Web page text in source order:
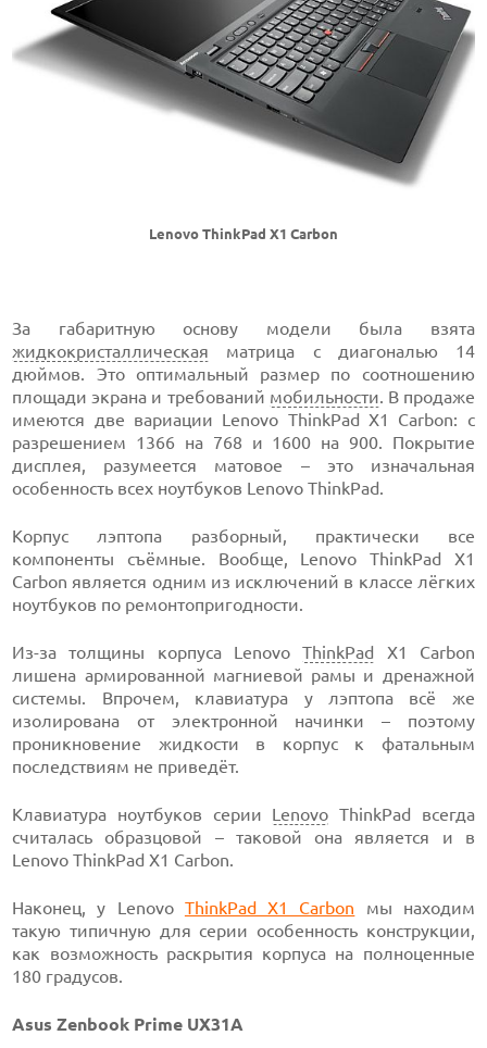
Lenovo ThinkPad X1 Carbon
За габаритную основу модели была взята
жидкокристаллическая матрица с диагональю 14
дюймов. Это оптимальный размер по соотношению
площади экрана и требований мобильности. В продаже
имеются две вариации Lenovo ThinkPad X1 Carbon: с
разрешением 1366 на 768 и 1600 на 900. Покрытие
дисплея, разумеется матовое – это изначальная
особенность всех ноутбуков Lenovo ThinkPad.
Корпус лэптопа разборный, практически все
компоненты съёмные. Вообще, Lenovo ThinkPad X1
Carbon является одним из исключений в классе лёгких
ноутбуков по ремонтопригодности.
Из-за толщины корпуса LenovoThinkPad X1 Carbon
лишена армированной магниевой рамы и дренажной
системы. Впрочем, клавиатура у лэптопа всё же
изолирована от электронной начинки – поэтому
проникновение жидкости в корпус к фатальным
последствиям не приведёт.
Клавиатура ноутбуков серии Lenovo ThinkPad всегда
считалась образцовой – таковой она является и в
Lenovo ThinkPad X1 Carbon.
Наконец, у Lenovo ThinkPad X1 Carbon мы находим
такую типичную для серии особенность конструкции,
как возможность раскрытия корпуса на полноценные
180 градусов.
Asus Zenbook Prime UX31A